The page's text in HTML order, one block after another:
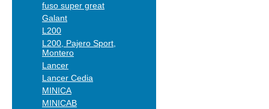
fuso super great
Galant
L200
L200, Pajero Sport,
Montero
Lancer
Lancer Cedia
MINICA
MINICAB